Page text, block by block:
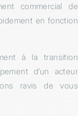
commercial de
en fonction
à la transition
d’un acteur
ravis de vous